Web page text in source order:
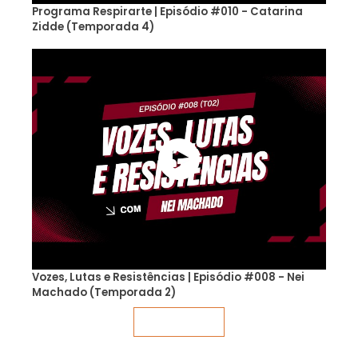
Programa Respirarte | Episódio #010 - Catarina
Zidde (Temporada 4)
Vozes, Lutas e Resistências | Episódio #008 - Nei
Machado (Temporada 2)